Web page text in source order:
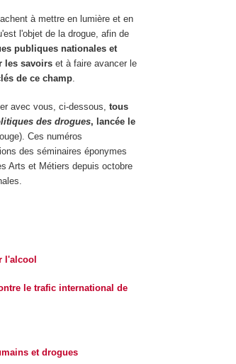
à mettre en lumière et en
l'objet de la drogue, afin de
publiques nationales et
les savoirs et à faire avancer le
de ce champ
avec vous, ci-dessous, tous
des drogues, lancée le
Ces numéros
des séminaires éponymes
Arts et Métiers depuis octobre
l'alcool
le trafic international de
et drogues